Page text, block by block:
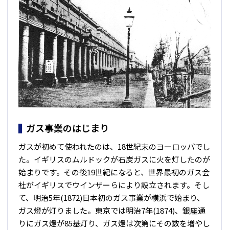
ガス事業のはじまり
ガスが初めて使われたのは、18世紀末のヨーロッパでし
た。イギリスのムルドックが石炭ガスに火を灯したのが
始まりです。その後19世紀になると、世界最初のガス会
社がイギリスでウインザーらにより設立されます。そし
て、明治5年(1872)日本初のガス事業が横浜で始まり、
ガス燈が灯りました。東京では明治7年(1874)、銀座通
りにガス燈が85基灯り、ガス燈は次第にその数を増やし